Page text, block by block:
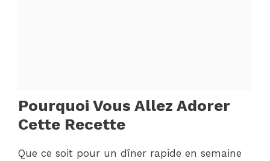
Pourquoi Vous Allez Adorer
Cette Recette
Que ce soit pour un dîner rapide en semaine